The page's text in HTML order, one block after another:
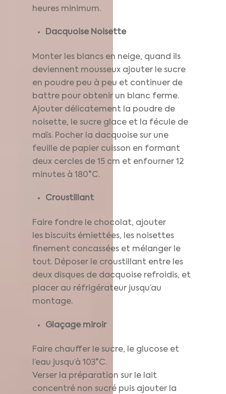
heures minimum.
Dacquoise Noisette
Monter les blancs en neige, quand ils
deviennent mousseux ajouter le sucre
en poudre peu à peu et continuer de
battre pour obtenir un blanc ferme.
Ajouter délicatement la poudre de
noisette, le sucre glace et la fécule de
maïs. Pocher la dacquoise sur une
feuille de papier cuisson en formant
deux cercles de 15 cm et enfourner 12
minutes à 180°C.
Croustillant
Faire fondre le chocolat, ajouter
les biscuits émiettées, les noisettes
finement concassées et mélanger le
tout. Déposer le croustillant entre les
deux disques de dacquoise refroidis, et
placer au réfrigérateur jusqu’au
montage.
Glaçage miroir
Faire chauffer le sucre, le glucose et
l’eau jusqu’à 103°C.
Verser la préparation sur le lait
concentré non sucré puis ajouter la